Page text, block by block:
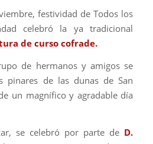
festividad de Todos los
celebró la ya tradicional
de curso cofrade.
hermanos y amigos se
de las dunas de San
un magnífico y agradable día
celebró por parte de D.